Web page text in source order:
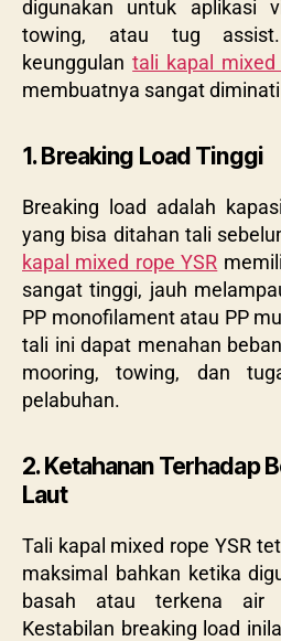
digunakan untuk aplikasi
towing, atau tug
keunggulantali kapal mixed
membuatnya sangat
1. Breaking Load Tinggi
Breaking load adalah
yang bisa ditahan tali
kapal mixed rope YSR
sangat tinggi, jauh
PP monofilament atau PP
tali ini dapat menahan
mooring, towing, dan
pelabuhan.
2. Ketahanan Terhadap
Laut
Tali kapal mixed rope YSR
maksimal bahkan ketika
basah atau terkena air
Kestabilan breaking load